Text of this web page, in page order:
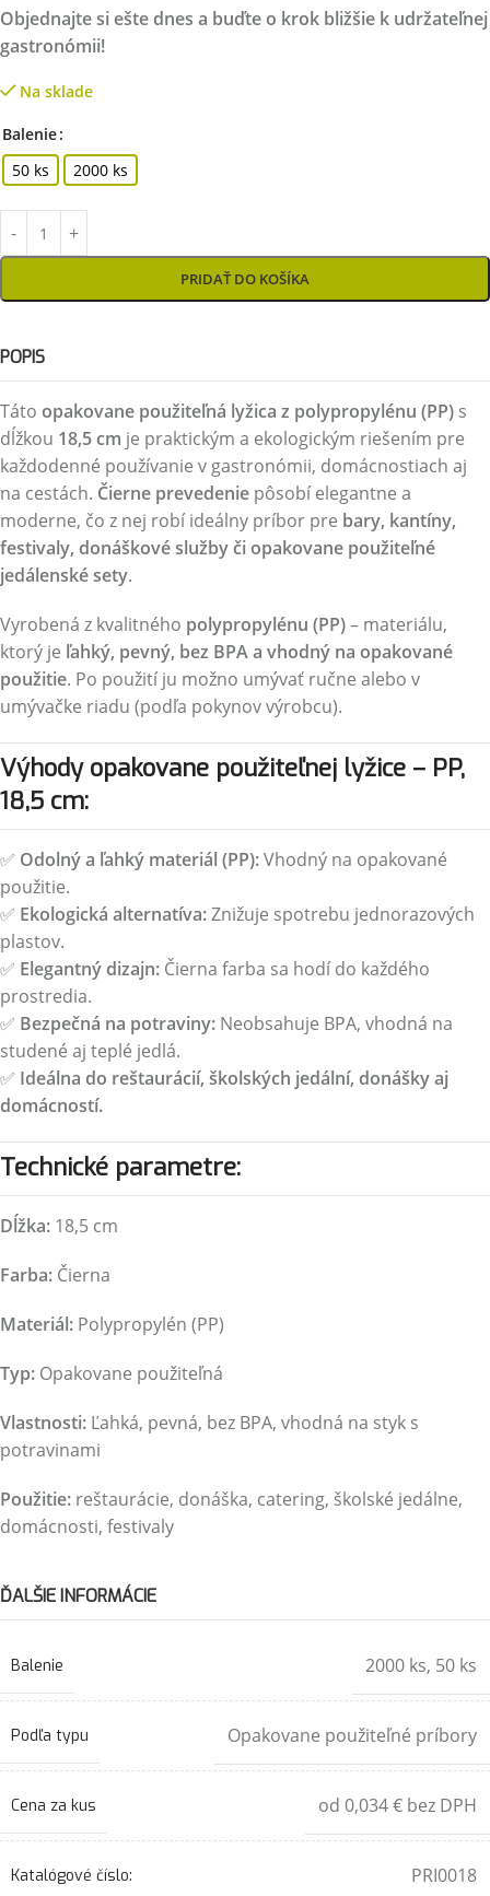
Objednajte si ešte dnes a buďte o krok bližšie k udržateľnej
gastronómii!
Na sklade
Balenie
50 ks
2000 ks
PRIDAŤ DO KOŠÍKA
POPIS
Táto opakovane použiteľná lyžica z polypropylénu (PP) s
dĺžkou 18,5 cm je praktickým a ekologickým riešením pre
každodenné používanie v gastronómii, domácnostiach aj
na cestách. Čierne prevedenie pôsobí elegantne a
moderne, čo z nej robí ideálny príbor pre bary, kantíny,
festivaly, donáškové služby či opakovane použiteľné
jedálenské sety.
Vyrobená z kvalitného polypropylénu (PP)– materiálu,
ktorý je ľahký, pevný, bez BPA a vhodný na opakované
použitie. Po použití ju možno umývať ručne alebo v
umývačke riadu (podľa pokynov výrobcu).
Výhody opakovane použiteľnej lyžice – PP,
18,5 cm:
✅ Odolný a ľahký materiál (PP):Vhodný na opakované
použitie.
✅ Ekologická alternatíva:Znižuje spotrebu jednorazových
plastov.
✅ Elegantný dizajn: Čierna farba sa hodí do každého
prostredia.
✅ Bezpečná na potraviny: Neobsahuje BPA, vhodná na
studené aj teplé jedlá.
✅ Ideálna do reštaurácií, školských jedální, donášky aj
domácností.
Technické parametre:
Dĺžka: 18,5 cm
Farba: Čierna
Materiál: Polypropylén (PP)
Typ: Opakovane použiteľná
Vlastnosti: Ľahká, pevná, bez BPA, vhodná na styk s
potravinami
Použitie: reštaurácie, donáška, catering, školské jedálne,
domácnosti, festivaly
ĎALŠIE INFORMÁCIE
Balenie 2000 ks, 50 ks
Podľa typu Opakovane použiteľné príbory
Cena za kus od 0,034 € bez DPH
Katalógové číslo: PRI0018